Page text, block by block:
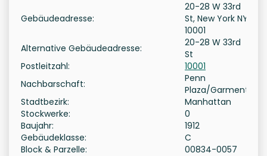
Gebäudeadresse:
20-28 W 33rd
St, New York NY
10001
Alternative Gebäudeadresse:
20-28 W 33rd
St
Postleitzahl:
10001
Nachbarschaft:
Penn
Plaza/Garment
Stadtbezirk:
Manhattan
Stockwerke:
0
Baujahr:
1912
Gebäudeklasse:
C
Block & Parzelle:
00834-0057